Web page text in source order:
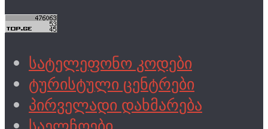
სატელეფონო კოდები
ტურისტული ცენტრები
პირველადი დახმარება